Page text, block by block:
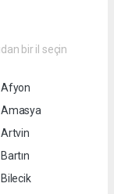
bir il seçin
Afyon
Amasya
Artvin
Bartın
Bilecik